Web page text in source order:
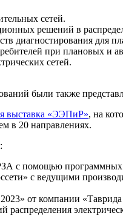
сетей.
решений в
диагностирования для
при плановых и
сетей.
были также
выставка «ЭЭПиР», на
в 20 направлениях.
с помощью программных
с ведущими
от компании
распределения